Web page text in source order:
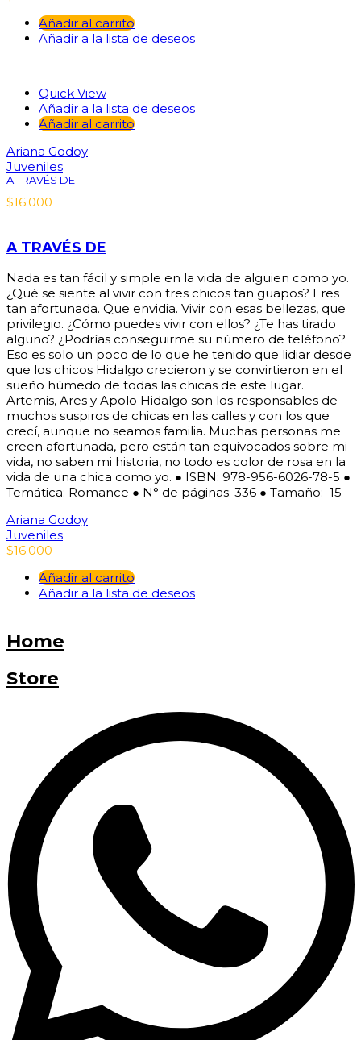
Añadir al carrito
Añadir a la lista de deseos
Quick View
Añadir a la lista de deseos
Añadir al carrito
Ariana Godoy
Juveniles
A TRAVÉS DE
$16.000
A TRAVÉS DE
Nada es tan fácil y simple en la vida de alguien como yo.
¿Qué se siente al vivir con tres chicos tan guapos? Eres
tan afortunada. Que envidia. Vivir con esas bellezas, que
privilegio. ¿Cómo puedes vivir con ellos? ¿Te has tirado
alguno? ¿Podrías conseguirme su número de teléfono?
Eso es solo un poco de lo que he tenido que lidiar desde
que los chicos Hidalgo crecieron y se convirtieron en el
sueño húmedo de todas las chicas de este lugar.
Artemis, Ares y Apolo Hidalgo son los responsables de
muchos suspiros de chicas en las calles y con los que
crecí, aunque no seamos familia. Muchas personas me
creen afortunada, pero están tan equivocados sobre mi
vida, no saben mi historia, no todo es color de rosa en la
vida de una chica como yo. ● ISBN: 978-956-6026-78-5 ●
Temática: Romance ● N° de páginas: 336 ● Tamaño: 15
Ariana Godoy
Juveniles
$16.000
Añadir al carrito
Añadir a la lista de deseos
Home
Store